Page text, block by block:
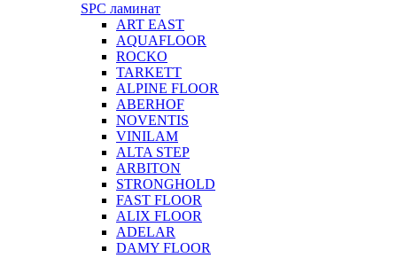
SPC ламинат
ART EAST
AQUAFLOOR
ROCKO
TARKETT
ALPINE FLOOR
ABERHOF
NOVENTIS
VINILAM
ALTA STEP
ARBITON
STRONGHOLD
FAST FLOOR
ALIX FLOOR
ADELAR
DAMY FLOOR